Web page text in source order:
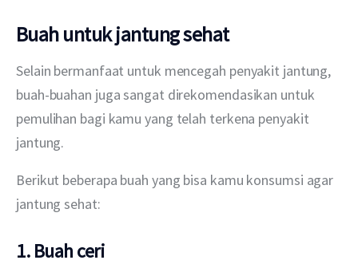
Buah untuk jantung sehat
Selain bermanfaat untuk mencegah penyakit jantung,
buah-buahan juga sangat direkomendasikan untuk
pemulihan bagi kamu yang telah terkena penyakit
jantung.
Berikut beberapa buah yang bisa kamu konsumsi agar
jantung sehat:
1. Buah ceri